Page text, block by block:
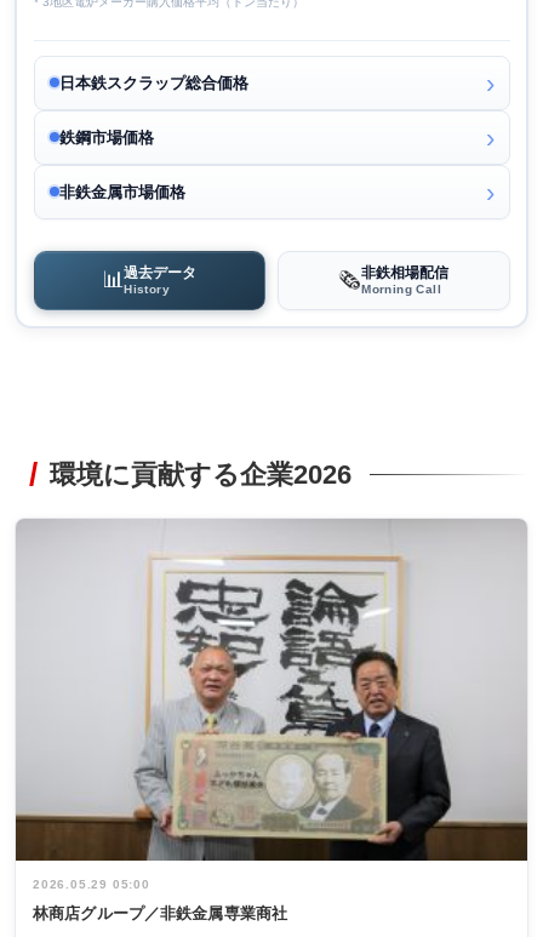
日本鉄スクラップ総合価格
鉄鋼市場価格
非鉄金属市場価格
📊過去データ
History 🗞️非鉄相場配信
Morning Call
環境に貢献する企業2026
2026.05.29 05:00
林商店グループ／非鉄金属専業商社